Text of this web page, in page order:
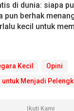
di dunia: siapa
pun berhak
kecil untuk
Kecil
Opini
untuk Menjadi
Ikuti Kami